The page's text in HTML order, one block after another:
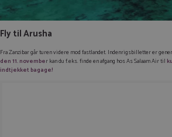
Fly til Arusha
Fra Zanzibar går turen videre mod fastlandet. Indenrigsbilletter er
den 11. november kan du f.eks. finde en afgang hos As Salaam Air til
indtjekket bagage!